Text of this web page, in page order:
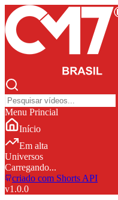
Menu Princial
Início
Em alta
Universos
Carregando...
criado com Shorts API
v1.0.0